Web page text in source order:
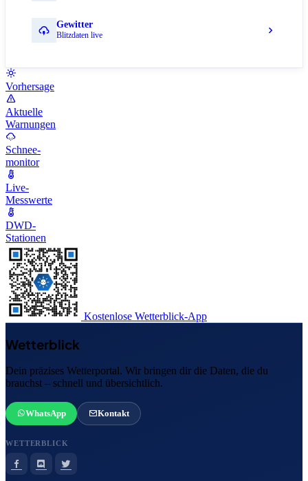
Gewitter
Blitzdaten live
Vorhersage
Aktuelle
Warnungen
Schnee-
monitor
Live-
Messwerte
DWD-
Stationen
Kostenlose Wetterblick-App
Wetterblick
Dein präzises Wetterportal. Wir bringen dir die Daten, die du
brauchst – schnell und übersichtlich.
WhatsApp Kontakt
WETTERBLICK